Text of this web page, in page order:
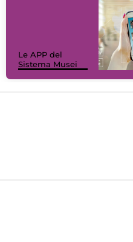
Le APP del
Sistema Musei